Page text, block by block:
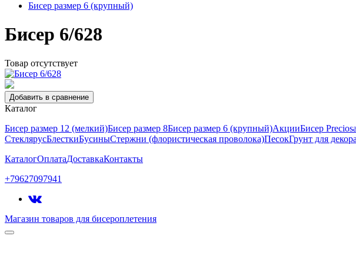
Бисер размер 6 (крупный)
Бисер 6/628
Товар отсутствует
Добавить в сравнение
Каталог
Бисер размер 12 (мелкий)Бисер размер 8Бисер размер 6 (крупный)АкцииБисер
СтеклярусБлесткиБусиныСтержни (флористическая проволока)ПесокГрунт для декора
КаталогОплатаДоставкаКонтакты
+79627097941
Магазин товаров для бисероплетения